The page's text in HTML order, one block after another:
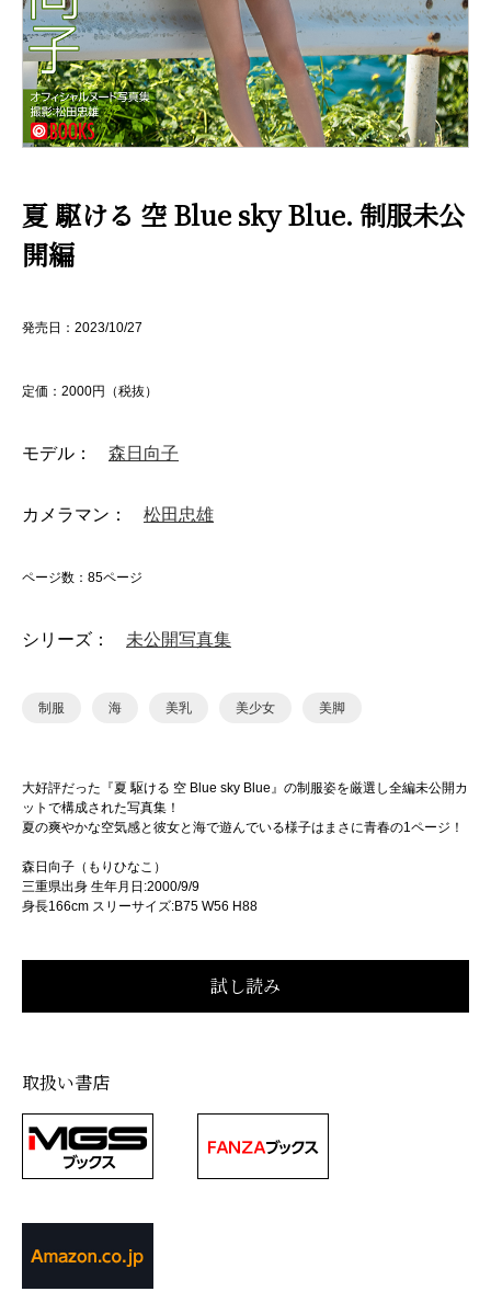
夏 駆ける 空 Blue sky Blue. 制服未公
開編
発売日：2023/10/27
定価：2000円（税抜）
モデル： 森日向子
カメラマン： 松田忠雄
ページ数：85ページ
シリーズ： 未公開写真集
制服 海 美乳 美少女 美脚
大好評だった『夏 駆ける 空 Blue sky Blue』の制服姿を厳選し全編未公開カ
ットで構成された写真集！
夏の爽やかな空気感と彼女と海で遊んでいる様子はまさに青春の1ページ！
森日向子（もりひなこ）
三重県出身 生年月日:2000/9/9
身長166cm スリーサイズ:B75 W56 H88
取扱い書店